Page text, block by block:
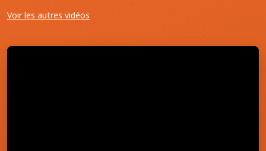
Voir les autres vidéos